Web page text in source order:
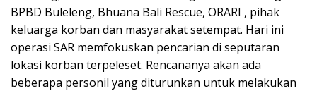
BPBD Buleleng, Bhuana Bali Rescue, ORARI , pihak
keluarga korban dan masyarakat setempat. Hari ini
operasi SAR memfokuskan pencarian di seputaran
lokasi korban terpeleset. Rencananya akan ada
beberapa personil yang diturunkan untuk melakukan